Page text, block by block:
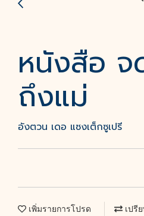
หนังสือ จ
ถึงแม่
อังตวน เดอ แซงเต็กซูเปรี
เพิ่มรายการโปรด เปรี